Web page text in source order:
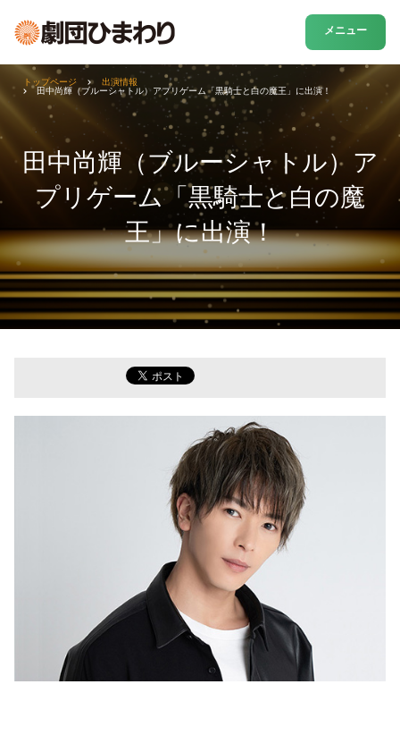
メニュー
田中尚輝（ブルーシャトル）ア
プリゲーム「黒騎士と白の魔
王」に出演！
トップページ
出演情報
田中尚輝（ブルーシャトル）アプリゲーム「黒騎士と白の魔王」に出演！